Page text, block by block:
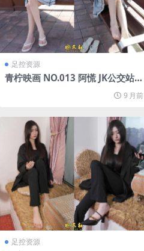
足控资源
青柠映画 NO.013 阿慌 JK公交站[1
9 月前
足控资源